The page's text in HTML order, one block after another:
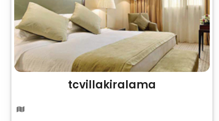
tcvillakiralama